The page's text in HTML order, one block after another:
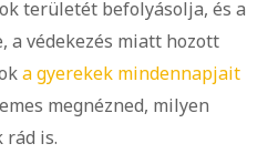
területét befolyásolja, és a
a védekezés miatt hozott
a gyerekek mindennapjait
megnézned, milyen
rád is.